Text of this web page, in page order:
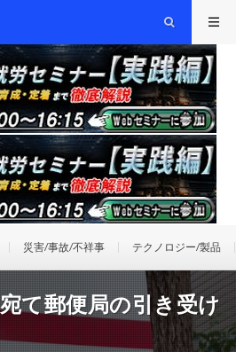
災害/事故/不祥事 テクノロジー/製品
て郵便局の引き受け